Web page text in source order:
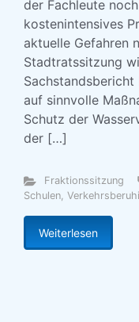
der Fachleute
kostenintensives
aktuelle Gefahren
Stadtratssitzung
auf sinnvolle
Schutz der
der […]
Fraktionssitzung
Schulen,
Weiterlesen